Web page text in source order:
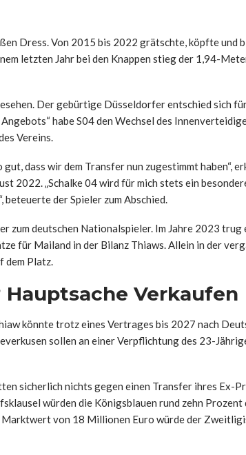
Dress. Von 2015 bis 2022 grätschte, köpfte und
letzten Jahr bei den Knappen stieg der 1,94-
Der gebürtige Düsseldorfer entschied sich
habe S04 den Wechsel des
Vereins.
dass wir dem Transfer nun zugestimmt haben“,
2022. „Schalke 04 wird für mich stets ein
beteuerte der Spieler zum Abschied.
zum deutschen Nationalspieler. Im Jahre 2023 trug
für Mailand in der Bilanz Thiaws. Allein in der
dem Platz.
Hauptsache Verkaufen
könnte trotz eines Vertrages bis 2027 nach
sollen an einer Verpflichtung des 23-
sicherlich nichts gegen einen Transfer ihres Ex-
würden die Königsblauen rund zehn Prozent
Marktwert von 18 Millionen Euro würde der